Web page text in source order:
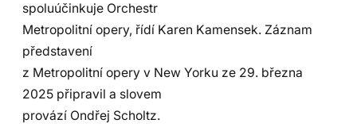
spoluúčinkuje Orchestr
Metropolitní opery, řídí Karen Kamensek. Záznam
představení
z Metropolitní opery v New Yorku ze 29. března
2025 připravil a slovem
provází Ondřej Scholtz.